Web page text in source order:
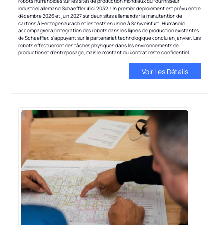
industriel allemand Schaeffler d'ici 2032. Un premier déploiement est prévu entre
décembre 2026 et juin 2027 sur deux sites allemands : la manutention de
cartons à Herzogenaurach et les tests en usine à Schweinfurt. Humanoid
accompagnera l'intégration des robots dans les lignes de production existantes
de Schaeffler, s'appuyant sur le partenariat technologique conclu en janvier. Les
robots effectueront des tâches physiques dans les environnements de
production et d'entreposage, mais le montant du contrat reste confidentiel.
Voir Les Détails